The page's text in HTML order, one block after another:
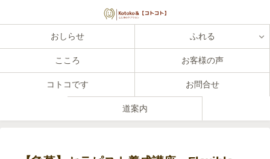
おしらせ ふれる
こころ お客様の声
コトコです お問合せ
道案内